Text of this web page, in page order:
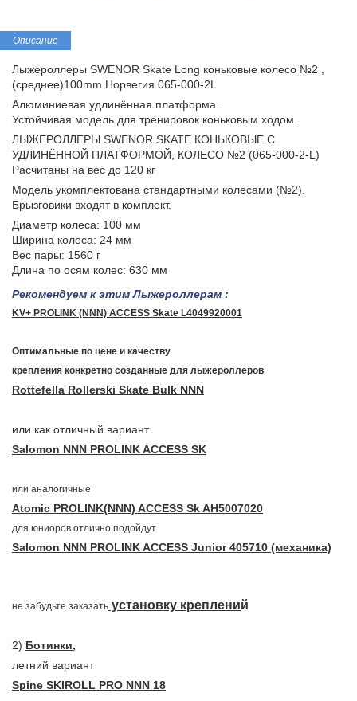
Описание
Лыжероллеры SWENOR Skate Long коньковые колесо №2 ,
(среднее)100mm Норвегия 065-000-2L
Алюминиевая удлинённая платформа.
Устойчивая модель для тренировок коньковым ходом.
ЛЫЖЕРОЛЛЕРЫ SWENOR SKATE КОНЬКОВЫЕ С
УДЛИНЁННОЙ ПЛАТФОРМОЙ, КОЛЕСО №2 (065-000-2-L)
Расчитаны на вес до 120 кг
Модель укомплектована стандартными колесами (№2).
Брызговики входят в комплект.
Диаметр колеса: 100 мм
Ширина колеса: 24 мм
Вес пары: 1560 г
Длина по осям колес: 630 мм
Рекомендуем к этимЛыжероллерам :
KV+ PROLINK (NNN) ACCESS Skate L4049920001
Оптимальные по цене и качеству
крепления конкретно созданные для лыжероллеров
Rottefella Rollerski Skate Bulk NNN
или как отличный вариант
Salomon NNN PROLINK ACCESS SK
или аналогичные
Atomic PROLINK(NNN) ACCESS Sk AH5007020
для юниоров отлично подойдут
Salomon NNN PROLINK ACCESS Junior 405710 (механика)
не забудьте заказать установку креплений
2) Ботинки,
летний вариант
Spine SKIROLL PRO NNN 18